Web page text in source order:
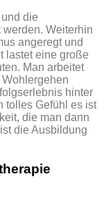
die
Weiterhin
angeregt und
lastet eine große
Man arbeitet
hinter
tolles Gefühl es ist
die man dann
die Ausbildung